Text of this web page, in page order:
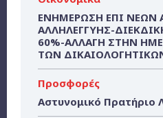
ΕΝΗΜΕΡΩΣΗ ΕΠΙ ΝΕΩΝ
ΑΛΛΗΛΕΓΓΥΗΣ-
60%-ΑΛΛΑΓΗ ΣΤΗΝ
ΤΩΝ
Προσφορές
Αστυνομικό Πρατήριο